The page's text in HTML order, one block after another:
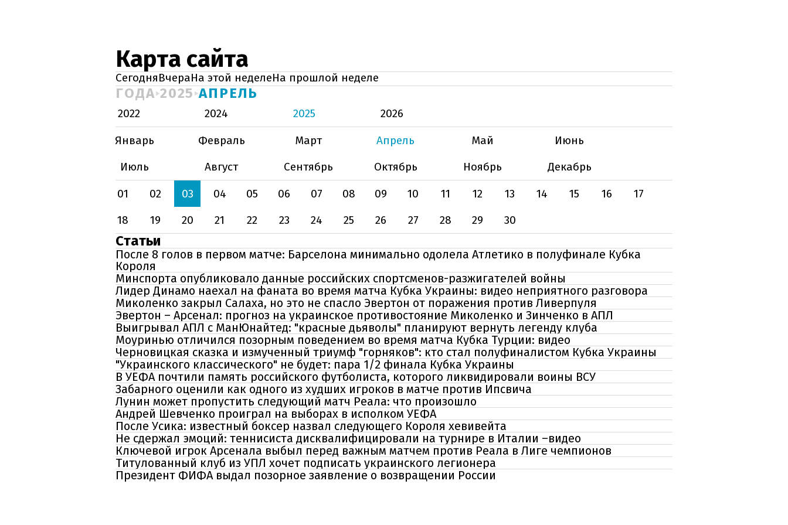
Карта сайта
СегодняВчераНа этой неделеНа прошлой неделе
ГОДА 2025 АПРЕЛЬ
2022 2024 2025
2026
Январь
Февраль Март Апрель Май
Июнь
Июль
Август Сентябрь Октябрь Ноябрь
Декабрь
01
02 03 04 05 06 07 08 09 10 11 12 13 14 15 16
17
18
19 20 21 22 23 24 25 26 27 28 29 30
Статьи
После 8 голов в первом матче: Барселона минимально одолела Атлетико в полуфинале Кубка
Короля
Минспорта опубликовало данные российских спортсменов-разжигателей войны
Лидер Динамо наехал на фаната во время матча Кубка Украины: видео неприятного разговора
Миколенко закрыл Салаха, но это не спасло Эвертон от поражения против Ливерпуля
Эвертон – Арсенал: прогноз на украинское противостояние Миколенко и Зинченко в АПЛ
Выигрывал АПЛ с МанЮнайтед: "красные дьяволы" планируют вернуть легенду клуба
Моуринью отличился позорным поведением во время матча Кубка Турции: видео
Черновицкая сказка и измученный триумф "горняков": кто стал полуфиналистом Кубка Украины
"Украинского классического" не будет: пара 1/2 финала Кубка Украины
В УЕФА почтили память российского футболиста, которого ликвидировали воины ВСУ
Забарного оценили как одного из худших игроков в матче против Ипсвича
Лунин может пропустить следующий матч Реала: что произошло
Андрей Шевченко проиграл на выборах в исполком УЕФА
После Усика: известный боксер назвал следующего Короля хевивейта
Не сдержал эмоций: теннисиста дисквалифицировали на турнире в Италии –видео
Ключевой игрок Арсенала выбыл перед важным матчем против Реала в Лиге чемпионов
Титулованный клуб из УПЛ хочет подписать украинского легионера
Президент ФИФА выдал позорное заявление о возвращении России